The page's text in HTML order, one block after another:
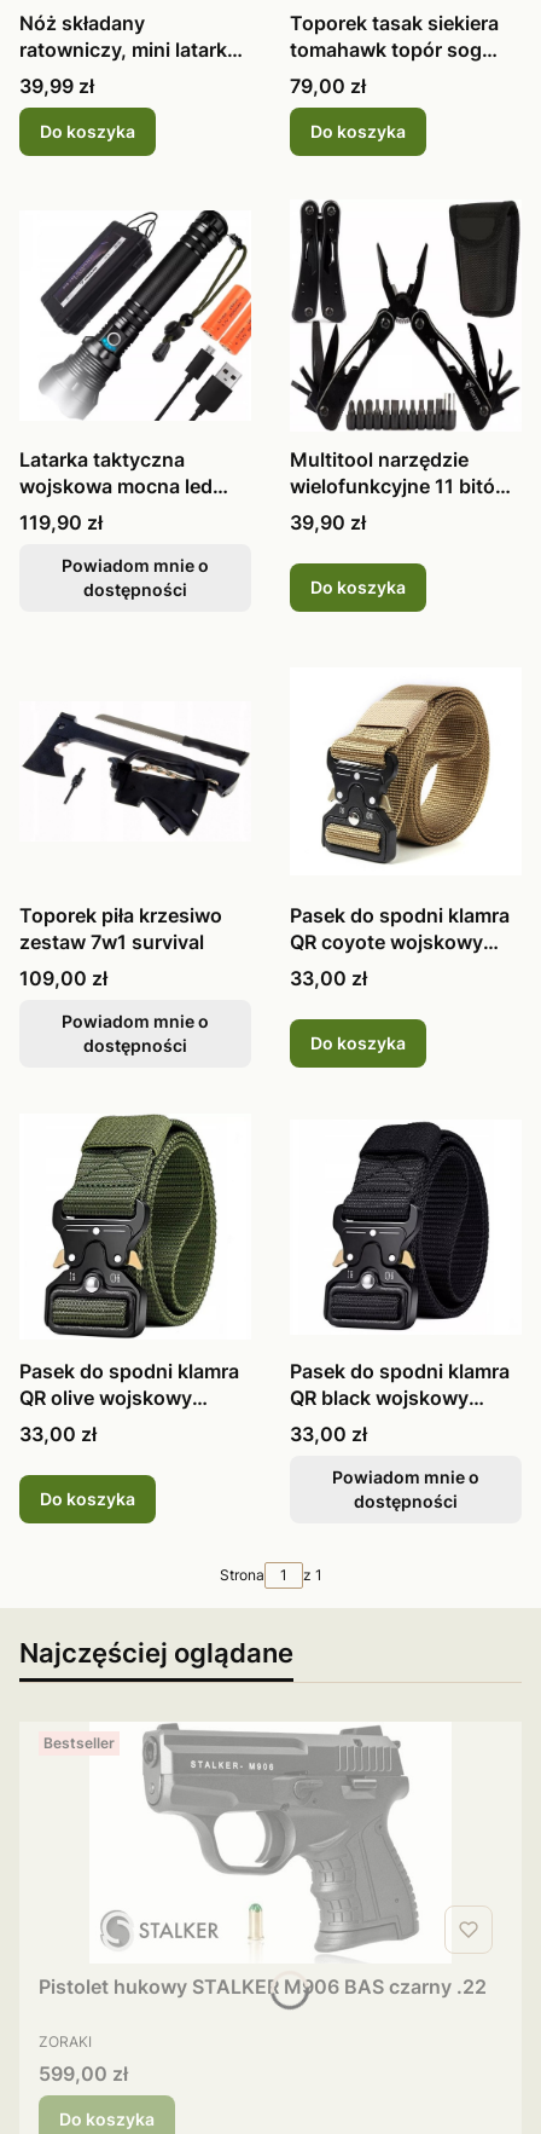
Nóż składany
ratowniczy, mini latarka,
krzesiwo, z
Cena
39,99 zł
Do koszyka
Toporek tasak siekiera
tomahawk topór sog
pokrowiec
Cena
79,00 zł
Do koszyka
Latarka taktyczna
wojskowa mocna led
xhp70 zoom usb zestaw
Cena
119,90 zł
Powiadom mnie o
dostępności
Multitool narzędzie
wielofunkcyjne 11 bitów
futerał
Cena
39,90 zł
Do koszyka
Toporek piła krzesiwo
zestaw 7w1 survival
Cena
109,00 zł
Powiadom mnie o
dostępności
Pasek do spodni klamra
QR coyote wojskowy
125cm
Cena
33,00 zł
Do koszyka
Pasek do spodni klamra
QR olive wojskowy
125cm
Cena
33,00 zł
Do koszyka
Pasek do spodni klamra
QR black wojskowy
125cm
Cena
33,00 zł
Powiadom mnie o
dostępności
Strona z 1
Najczęściej oglądane
Bestseller
Pistolet hukowy STALKER M906 BAS czarny .22
PRODUCENT
ZORAKI
Cena
599,00 zł
Do koszyka